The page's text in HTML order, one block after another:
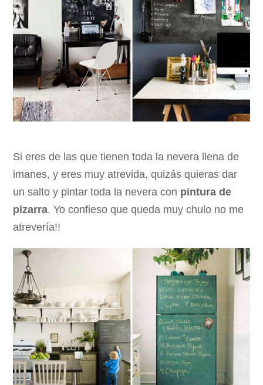
Si eres de las que tienen toda la nevera llena de
imanes, y eres muy atrevida, quizás quieras dar
un salto y pintar toda la nevera con pintura de
pizarra. Yo confieso que queda muy chulo no me
atrevería!!